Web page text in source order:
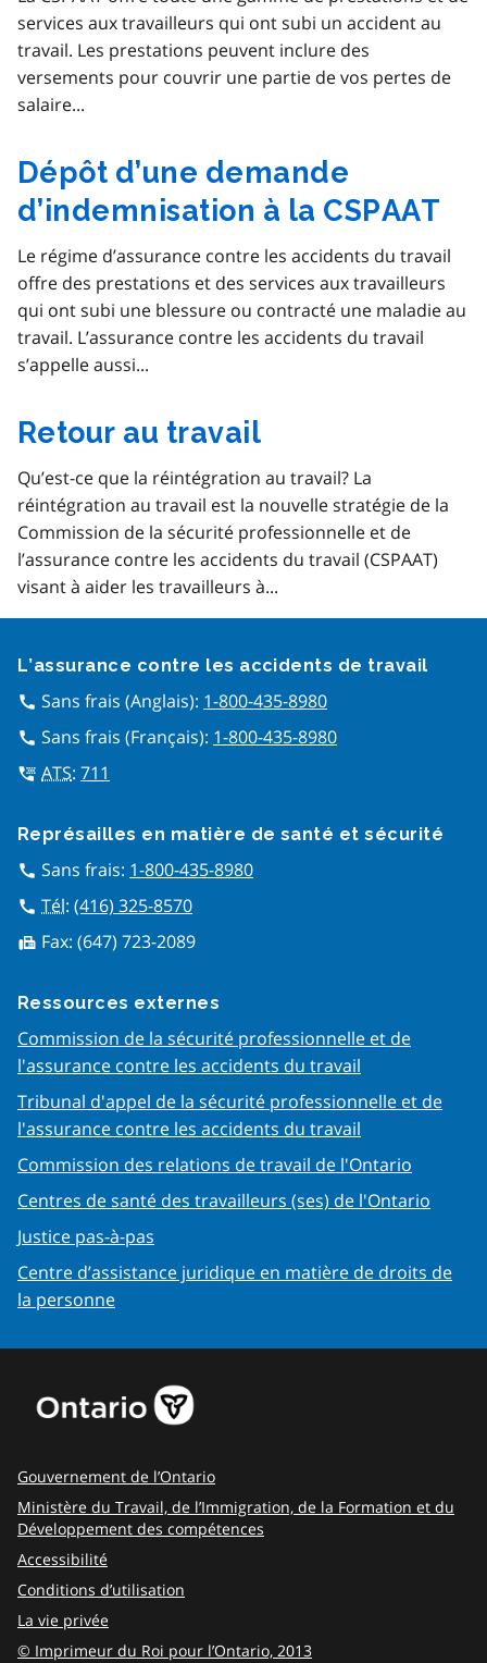
services aux travailleurs qui ont subi un accident au
travail. Les prestations peuvent inclure des
versements pour couvrir une partie de vos pertes de
salaire...
Dépôt d’une demande
d’indemnisation à la CSPAAT
Le régime d’assurance contre les accidents du travail
offre des prestations et des services aux travailleurs
qui ont subi une blessure ou contracté une maladie au
travail. L’assurance contre les accidents du travail
s’appelle aussi...
Retour au travail
​Qu’est-ce que la réintégration au travail? La
réintégration au travail est la nouvelle stratégie de la
Commission de la sécurité professionnelle et de
l’assurance contre les accidents du travail (CSPAAT)
visant à aider les travailleurs à...
L’assurance contre les accidents de travail
call Sans frais (Anglais): 1-800-435-8980
call Sans frais (Français): 1-800-435-8980
tty ATS: 711
Représailles en matière de san​té et sécurité
call Sans frais: 1-800-435-8980
call Tél: (416) 325-8570
fax Fax: (647) 723-2089
Ressources externes
Commission de la sécurité professionnelle et de
l'assurance contre les accidents du travail
Tribunal d'appel de la sécurité professionnelle et de
l'assurance contre les accidents du travail
Commission des relations de travail de l'Ontario
Centres de santé des travailleurs (ses) de l'Ontario
Justice pas-à-pas
Centre d’assistance juridique en matière de droits de
la personne
Gouvernement de l’Ontario
Ministère du Travail, de l’Immigration, de la Formation et du
Développement des compétences
Accessibilité
Conditions d’utilisation
La vie privée
© Imprimeur du Roi pour l’Ontario, 2013